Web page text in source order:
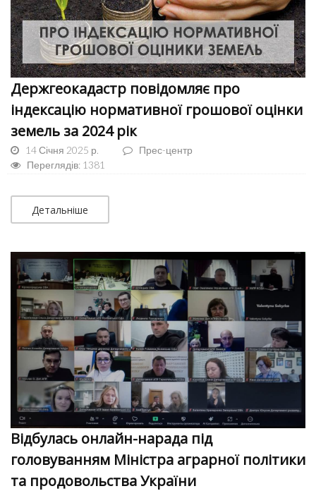
Держгеокадастр повідомляє про
індексацію нормативної грошової оцінки
земель за 2024 рік
14 Січня 2025 р.
Прес-центр
Переглядів: 1381
Детальніше
Відбулась онлайн-нарада під
головуванням Міністра аграрної політики
та продовольства України